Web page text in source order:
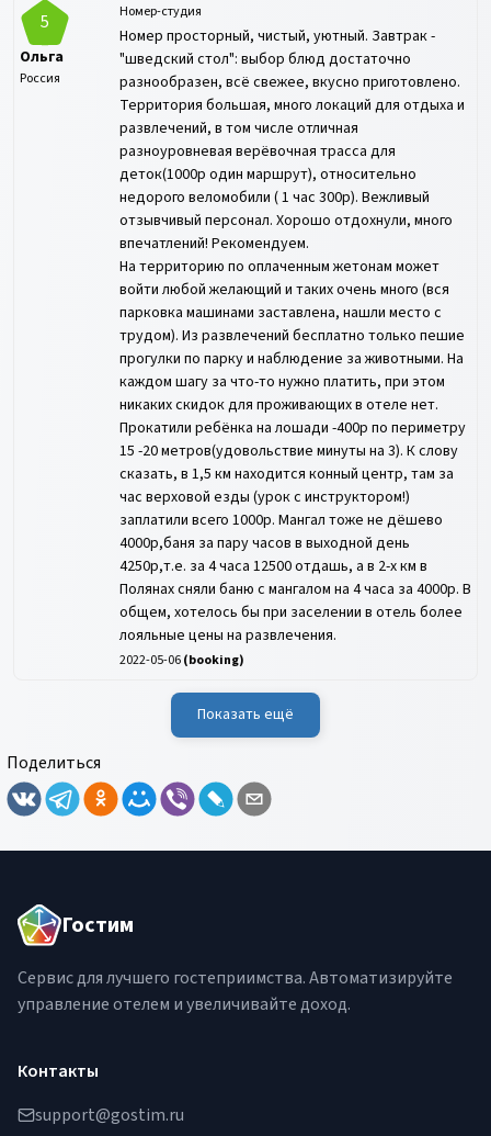
5
Ольга
Россия
Номер-студия
Номер просторный, чистый, уютный. Завтрак -
"шведский стол": выбор блюд достаточно
разнообразен, всё свежее, вкусно приготовлено.
Территория большая, много локаций для отдыха и
развлечений, в том числе отличная
разноуровневая верёвочная трасса для
деток(1000р один маршрут), относительно
недорого веломобили ( 1 час 300р). Вежливый
отзывчивый персонал. Хорошо отдохнули, много
впечатлений! Рекомендуем.
На территорию по оплаченным жетонам может
войти любой желающий и таких очень много (вся
парковка машинами заставлена, нашли место с
трудом). Из развлечений бесплатно только пешие
прогулки по парку и наблюдение за животными. На
каждом шагу за что-то нужно платить, при этом
никаких скидок для проживающих в отеле нет.
Прокатили ребёнка на лошади -400р по периметру
15 -20 метров(удовольствие минуты на 3). К слову
сказать, в 1,5 км находится конный центр, там за
час верховой езды (урок с инструктором!)
заплатили всего 1000р. Мангал тоже не дёшево
4000р,баня за пару часов в выходной день
4250р,т.е. за 4 часа 12500 отдашь, а в 2-х км в
Полянах сняли баню с мангалом на 4 часа за 4000р. В
общем, хотелось бы при заселении в отель более
лояльные цены на развлечения.
2022-05-06(booking)
Показать ещё
Поделиться
Гостим
Сервис для лучшего гостеприимства. Автоматизируйте
управление отелем и увеличивайте доход.
Контакты
support@gostim.ru